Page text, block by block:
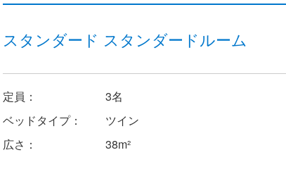
スタンダード スタンダードルーム
定員：
3名
ベッドタイプ：
ツイン
広さ：
38m²